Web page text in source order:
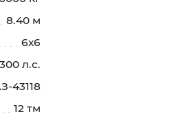
8.40 м
6х6
300 л.с.
43118
12 тм